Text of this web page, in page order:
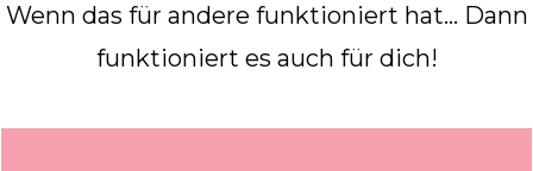
Wenn das für andere funktioniert hat… Dann
funktioniert es auch für dich!